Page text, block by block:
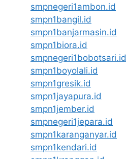
smpnegeri1ambon.id
smpn1bangil.id
smpn1banjarmasin.id
smpn1biora.id
smpnegeri1bobotsari.id
smpn1boyolali.id
smpn1gresik.id
smpn1jayapura.id
smpn1jember.id
smpnegeri1jepara.id
smpn1karanganyar.id
smpn1kendari.id